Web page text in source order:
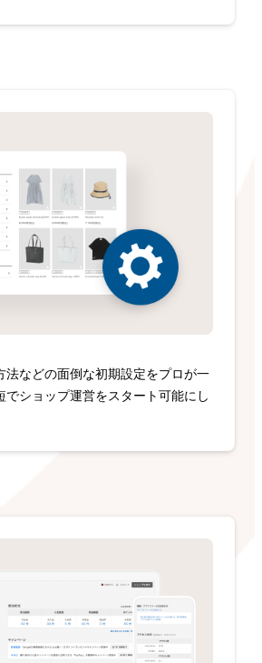
法などの面倒な初期設定をプロが一
でショップ運営をスタート可能にし